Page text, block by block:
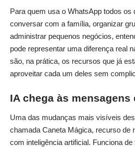
Para quem usa o WhatsApp todos os
conversar com a família, organizar
administrar pequenos negócios,
pode representar uma diferença real
são, na prática, os recursos que já
aproveitar cada um deles sem
IA chega às
Uma das mudanças mais visíveis
chamada Caneta Mágica, recurso de
com inteligência artificial. Funciona